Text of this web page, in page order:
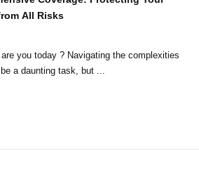
All Risks
you today ? Navigating the complexities
a daunting task, but ...